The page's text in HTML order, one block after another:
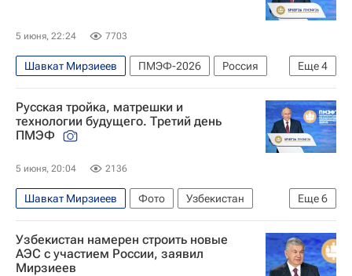
5 июня, 22:24 7703
Еще4
Шавкат Мирзиеев ПМЭФ-2026
Россия
Узбекистан
Владимир Путин
Хань Чжэн
Видео
Русская тройка, матрешки и
технологии будущего. Третий день
ПМЭФ
5 июня, 20:04 2136
Еще6
Шавкат Мирзиеев Фото
Узбекистан
Танзания
Россия
Владимир Путин
Хань Чжэн
Газпром Россельхозбанк
Узбекистан намерен строить новые
АЭС с участием России, заявил
Мирзиеев